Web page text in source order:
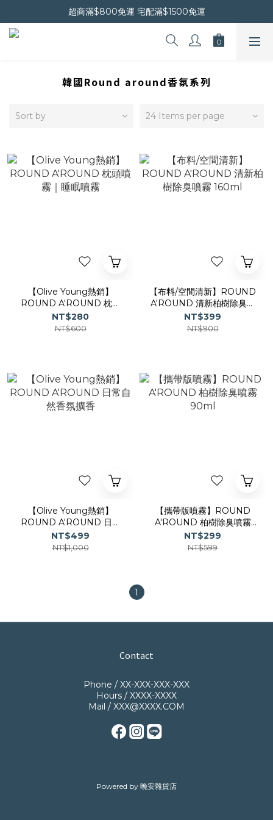
晚安會員新上線｜新會員現折$30
超商滿$800免運 宅配滿$1500免運
晚安會員新上線｜新會員現折$30
韓國Round around香氛系列
Sort by 24 Items per page
【Olive Young熱銷】
ROUND A'ROUND 枕頭
噴霧｜睡眠噴霧
NT$280
NT$600
【布料/空間清新】ROUND
A'ROUND 清新柏樹除臭噴
霧 160ml
NT$399
NT$900
【Olive Young熱銷】
ROUND A'ROUND 日常
自然香氛擴香
NT$499
NT$1,000
【攜帶版噴霧】ROUND
A'ROUND 柏樹除臭噴霧
90ml
NT$299
NT$599
1
Contact
Phone / XX-XXX-XXX-XXX
Hours / XXXX-XXXX
Mail / XXX@XXXX.COM
Powered by 晚安雜貨店